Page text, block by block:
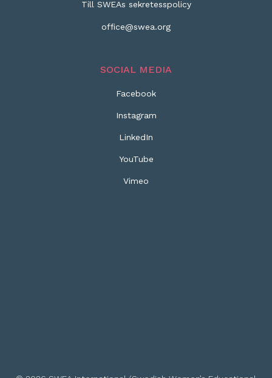
Till SWEAs sekretesspolicy
office@swea.org
SOCIAL MEDIA
Facebook
Instagram
LinkedIn
YouTube
Vimeo